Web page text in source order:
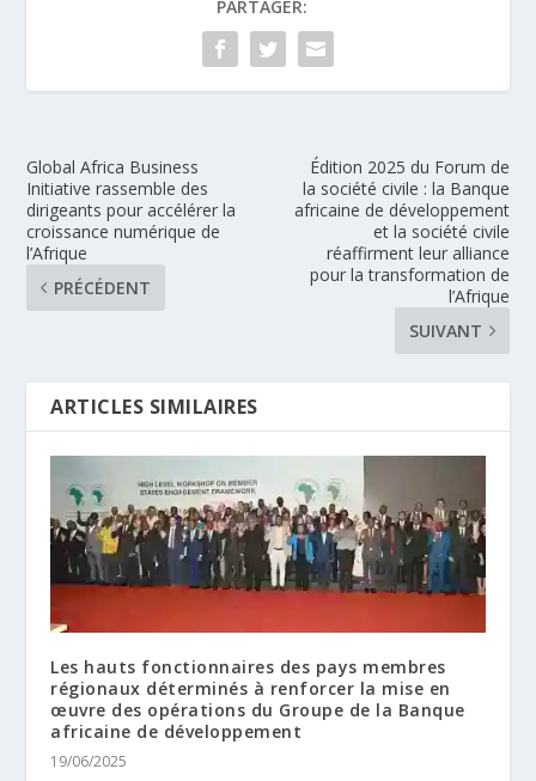
PARTAGER:
Global Africa Business
Initiative rassemble des
dirigeants pour accélérer la
croissance numérique de
l’Afrique
PRÉCÉDENT
Édition 2025 du Forum de
la société civile : la Banque
africaine de développement
et la société civile
réaffirment leur alliance
pour la transformation de
l’Afrique
SUIVANT
ARTICLES SIMILAIRES
Les hauts fonctionnaires des pays membres
régionaux déterminés à renforcer la mise en
œuvre des opérations du Groupe de la Banque
africaine de développement
19/06/2025